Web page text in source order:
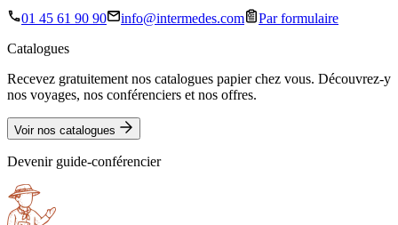
01 45 61 90 90 info@intermedes.com
Par formulaire
Catalogues
Recevez gratuitement nos catalogues papier chez vous. Découvrez-y
nos voyages, nos conférenciers et nos offres.
Voir nos catalogues
Devenir guide-conférencier